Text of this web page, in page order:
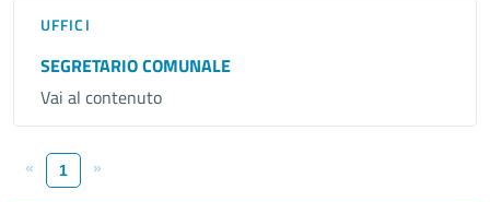
UFFICI
SEGRETARIO COMUNALE
Vai al contenuto
« 1 »